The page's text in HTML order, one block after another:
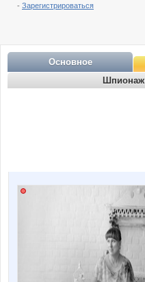
- Зарегистрироваться
Основное
Шпионаж